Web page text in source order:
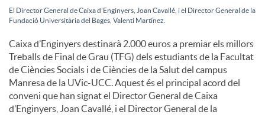
s
El Director General de Caixa d’Enginyers, Joan Cavallé, i el Director General de la
Fundació Universitària del Bages, Valentí Martínez.
Caixa d’Enginyers destinarà 2.000 euros a premiar els millors
Treballs de Final de Grau (TFG) dels estudiants de la Facultat
de Ciències Socials i de Ciències de la Salut del campus
Manresa de la UVic-UCC. Aquest és el principal acord del
conveni que han signat el Director General de Caixa
d’Enginyers, Joan Cavallé, i el Director General de la